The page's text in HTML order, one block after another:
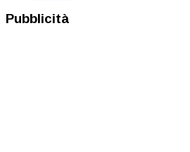
Pubblicità